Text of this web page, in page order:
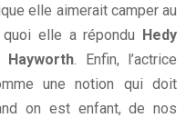
elle aimerait camper au
elle a répondu Hedy
Hayworth. Enfin, l’actrice
une notion qui doit
on est enfant, de nos